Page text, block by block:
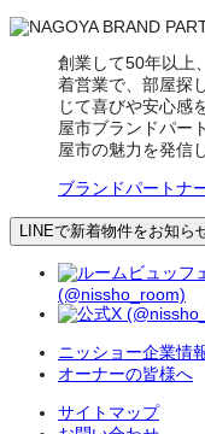
創業して50年以上
着営業で、部屋探
じて喜びや安心感
屋市ブランドパー
屋市の魅力を発信
ブランドパートナ
LINEで新着物件をお知ら
(@nissho_room)
ニッショー企業情
オーナーの皆様へ
サイトマップ